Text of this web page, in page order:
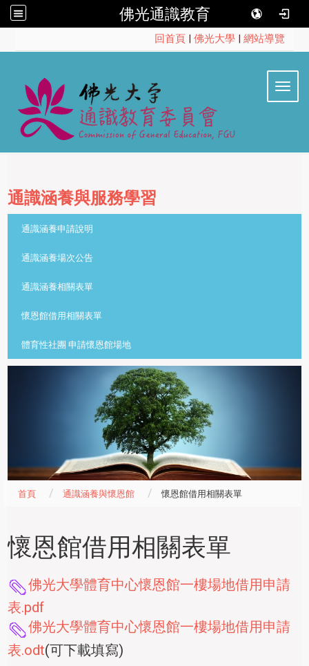
佛光通識教育
回首頁| 佛光大學| 網站導覽
通識涵養與服務學習
通識涵養申請說明
通識涵養場次公告
通識涵養相關表單
懷恩館借用相關表單
體育性社團 申請懷恩館場地
首頁 通識涵養與懷恩館 懷恩館借用相關表單
懷恩館借用相關表單
佛光大學體育中心懷恩館一樓場地借用申請
表.pdf
佛光大學體育中心懷恩館一樓場地借用申請
表.odt(可下載填寫)